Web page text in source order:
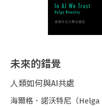
未來的錯覺
人類如何與AI共處
海爾格．諾沃特尼（